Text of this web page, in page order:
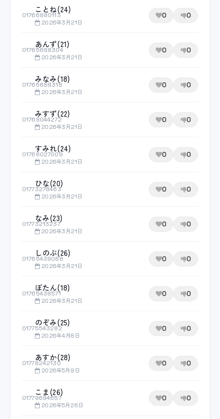
01766880113
ことね(24)
2026年3月21日
0 0
01765688304
あんず(21)
2026年3月21日
0 0
01765688318
みなみ(18)
2026年3月21日
0 0
01768044272
みすず(22)
2026年3月21日
0 0
01768027009
すみれ(24)
2026年3月21日
0 0
01773278463
ひな(20)
2026年3月21日
0 0
01773213237
なみ(23)
2026年3月21日
0 0
01765439088
しのぶ(26)
2026年3月21日
0 0
01765438571
ぼたん(18)
2026年3月21日
0 0
01775543282
のぞみ(25)
2026年4月8日
0 0
01778242130
あすか(28)
2026年5月9日
0 0
01779694657
こま(26)
2026年5月26日
0 0